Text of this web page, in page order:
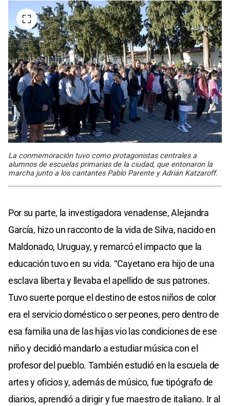
La conmemoración tuvo como protagonistas centrales a
alumnos de escuelas primarias de la ciudad, que entonaron la
marcha junto a los cantantes Pablo Parente y Adrián Katzaroff.
Por su parte, la investigadora venadense, Alejandra
García, hizo un racconto de la vida de Silva, nacido en
Maldonado, Uruguay, y remarcó el impacto que la
educación tuvo en su vida. “Cayetano era hijo de una
esclava liberta y llevaba el apellido de sus patrones.
Tuvo suerte porque el destino de estos niños de color
era el servicio doméstico o ser peones, pero dentro de
esa familia una de las hijas vio las condiciones de ese
niño y decidió mandarlo a estudiar música con el
profesor del pueblo. También estudió en la escuela de
artes y oficios y, además de músico, fue tipógrafo de
diarios, aprendió a dirigir y fue maestro de italiano. Ir al